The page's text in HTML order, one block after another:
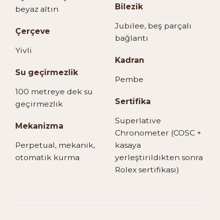
beyaz altın
Çerçeve
Yivli
Su geçirmezlik
100 metreye dek su
geçirmezlik
Mekanizma
Perpetual, mekanik,
otomatik kurma
Bilezik
Jubilee, beş parçalı
bağlantı
Kadran
Pembe
Sertifika
Superlative
Chronometer (COSC +
kasaya
yerleştirildikten sonra
Rolex sertifikası)